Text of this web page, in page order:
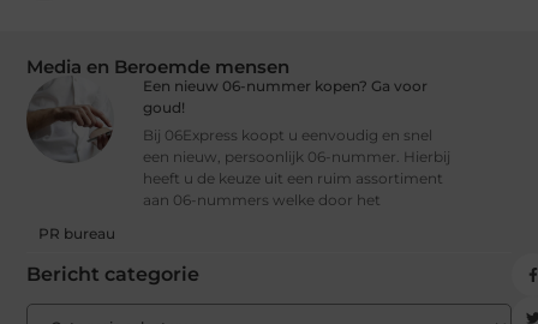
Media en Beroemde mensen
Een nieuw 06-nummer kopen? Ga voor
goud!
Bij 06Express koopt u eenvoudig en snel
een nieuw, persoonlijk 06-nummer. Hierbij
heeft u de keuze uit een ruim assortiment
aan 06-nummers welke door het
PR bureau
Bericht categorie